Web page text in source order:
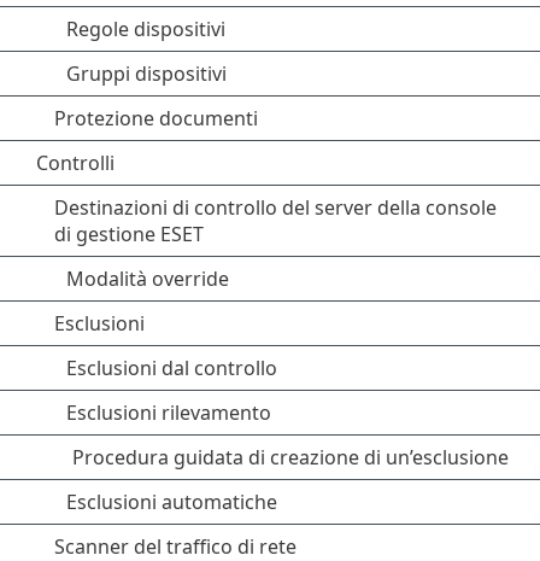
Regole dispositivi
Gruppi dispositivi
Protezione documenti
Controlli
Destinazioni di controllo del server della console
di gestione ESET
Modalità override
Esclusioni
Esclusioni dal controllo
Esclusioni rilevamento
Procedura guidata di creazione di un’esclusione
Esclusioni automatiche
Scanner del traffico di rete